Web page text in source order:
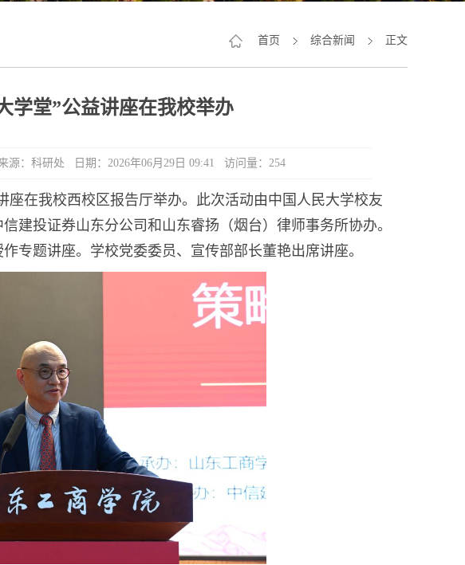
首页 综合新闻 正文
学堂”公益讲座在我校举办
：科研处 日期：2026年06月29日 09:41 访问量： 254
座在我校西校区报告厅举办。此次活动由中国人民大学校友
建投证券山东分公司和山东睿扬（烟台）律师事务所协办。
专题讲座。学校党委委员、宣传部部长董艳出席讲座。